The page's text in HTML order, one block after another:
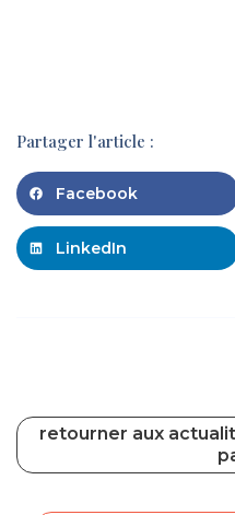
Partager l'article :
Facebook
LinkedIn
retourner aux